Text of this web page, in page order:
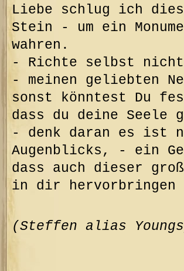
Liebe schlug ich
Stein - um ein
wahren.
- Richte selbst
- meinen geliebten
sonst könntest Du
dass du deine Seele
- denk daran es ist
Augenblicks, - ein
dass auch dieser
in dir hervorbringen
(Steffen alias